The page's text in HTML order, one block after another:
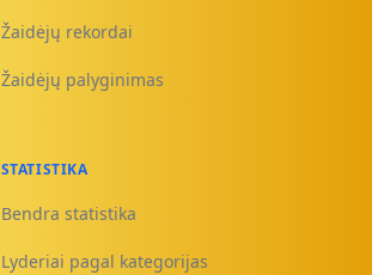
Žaidėjų rekordai
Žaidėjų palyginimas
STATISTIKA
Bendra statistika
Lyderiai pagal kategorijas